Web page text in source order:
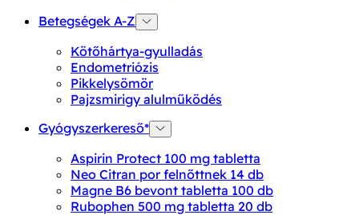
Betegségek A-Z
Kötőhártya-gyulladás
Endometriózis
Pikkelysömör
Pajzsmirigy alulműködés
Gyógyszerkereső*
Aspirin Protect 100 mg tabletta
Neo Citran por felnőttnek 14 db
Magne B6 bevont tabletta 100 db
Rubophen 500 mg tabletta 20 db